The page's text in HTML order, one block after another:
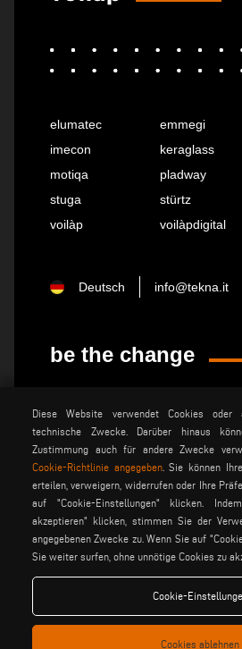
elumatec emmegi
imecon
keraglass
motiqa
pladway
stuga
stürtz
voilàp
voilàpdigital
Deutsch info@tekna.it
be the change
privacy policy
cookie policy
allgemeine
vertriebsbedingungen
Voilàp S.p.a. - Via Archimede, 10 -
- C.F - P.IVA 02057270361
Diese Website verwendet Cookies oder
technische Zwecke. Darüber hinaus
Zustimmung auch für andere Zwecke
Cookie-Richtlinie angegeben. Sie können
erteilen, verweigern, widerrufen oder Ihre
auf "Cookie-Einstellungen" klicken.
akzeptieren" klicken, stimmen Sie der
angegebenen Zwecke zu. Wenn Sie auf
Sie weiter surfen, ohne unnötige Cookies zu
Cookie-
Cookies ablehnen